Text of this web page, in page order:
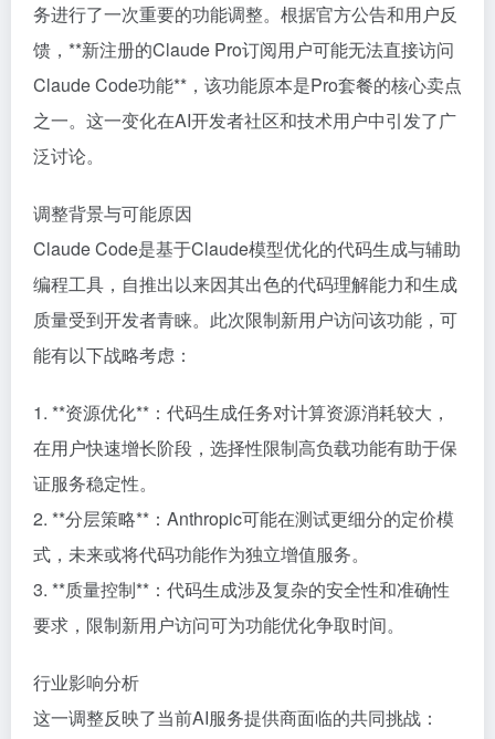
务进行了一次重要的功能调整。根据官方公告和用户反
馈，**新注册的Claude Pro订阅用户可能无法直接访问
Claude Code功能**，该功能原本是Pro套餐的核心卖点
之一。这一变化在AI开发者社区和技术用户中引发了广
泛讨论。
调整背景与可能原因
Claude Code是基于Claude模型优化的代码生成与辅助
编程工具，自推出以来因其出色的代码理解能力和生成
质量受到开发者青睐。此次限制新用户访问该功能，可
能有以下战略考虑：
1. **资源优化**：代码生成任务对计算资源消耗较大，
在用户快速增长阶段，选择性限制高负载功能有助于保
证服务稳定性。
2. **分层策略**：Anthropic可能在测试更细分的定价模
式，未来或将代码功能作为独立增值服务。
3. **质量控制**：代码生成涉及复杂的安全性和准确性
要求，限制新用户访问可为功能优化争取时间。
行业影响分析
这一调整反映了当前AI服务提供商面临的共同挑战：